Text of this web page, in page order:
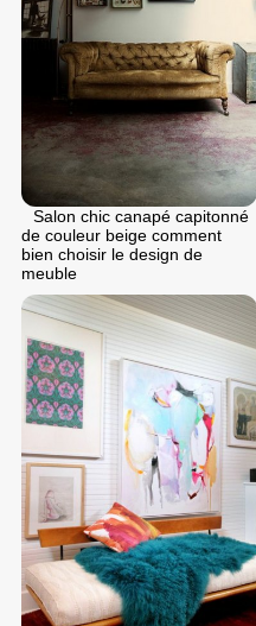
Salon chic canapé capitonné
de couleur beige comment
bien choisir le design de
meuble